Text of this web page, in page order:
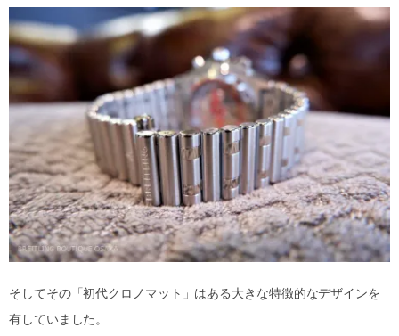
そしてその「初代クロノマット」はある大きな特徴的なデザインを
有していました。